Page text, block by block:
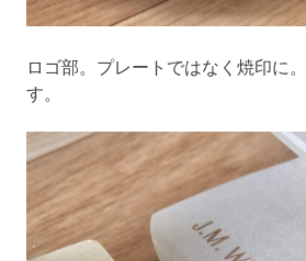
ロゴ部。プレートではなく焼印に
す。